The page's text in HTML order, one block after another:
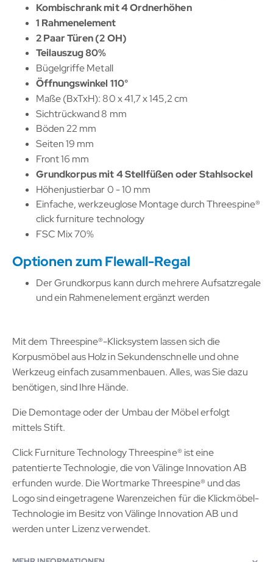
Kombischrank mit 4 Ordnerhöhen
1 Rahmenelement
2 Paar Türen (2 OH)
Teilauszug 80%
Bügelgriffe Metall
Öffnungswinkel 110°
Maße (BxTxH): 80 x 41,7 x 145,2 cm
Sichtrückwand 8 mm
Böden 22 mm
Seiten 19 mm
Front 16 mm
Grundkorpus mit 4 Stellfüßen oder Stahlsockel
Höhenjustierbar 0 - 10 mm
Einfache, werkzeuglose Montage durch Threespine®
click furniture technology
FSC Mix 70%
Optionen zum Flewall-Regal
Der Grundkorpus kann durch mehrere Aufsatzregale
und ein Rahmenelement ergänzt werden
Mit dem Threespine®-Klicksystem lassen sich die
Korpusmöbel aus Holz in Sekundenschnelle und ohne
Werkzeug einfach zusammenbauen. Alles, was Sie dazu
benötigen, sind Ihre Hände.
Die Demontage oder der Umbau der Möbel erfolgt
mittels Stift.
Click Furniture Technology Threespine® ist eine
patentierte Technologie, die von Välinge Innovation AB
erfunden wurde. Die Wortmarke Threespine® und das
Logo sind eingetragene Warenzeichen für die Klickmöbel-
Technologie im Besitz von Välinge Innovation AB und
werden unter Lizenz verwendet.